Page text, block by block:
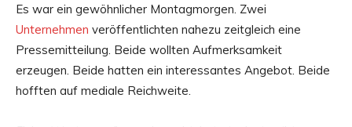
Es war ein gewöhnlicher Montagmorgen. Zwei
Unternehmen veröffentlichten nahezu zeitgleich eine
Pressemitteilung. Beide wollten Aufmerksamkeit
erzeugen. Beide hatten ein interessantes Angebot. Beide
hofften auf mediale Reichweite.